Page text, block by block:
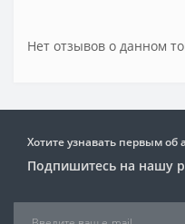
Нет отзывов о данном
Хотите узнавать первым об
Подпишитесь на нашу